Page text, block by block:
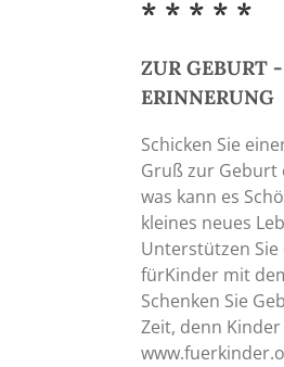
* * * * *
ZUR GEBURT
ERINNERUNG
Schicken Sie
Gruß zur Geburt
was kann es
kleines neues
Unterstützen
fürKinder mit
Schenken Sie
Zeit, denn